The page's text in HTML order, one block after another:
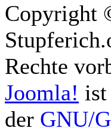
Copyright
Rechte
Joomla!
der GNU/